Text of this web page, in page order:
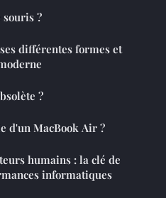
souris ?
différentes formes et
?
d'un MacBook Air ?
humains : la clé de
informatiques